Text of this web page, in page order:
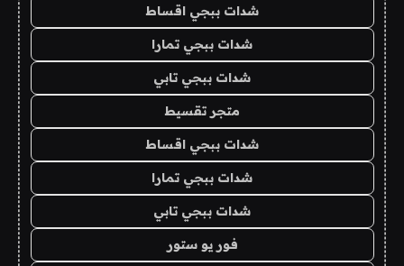
شدات ببجي اقساط
شدات ببجي تمارا
شدات ببجي تابي
متجر تقسيط
شدات ببجي اقساط
شدات ببجي تمارا
شدات ببجي تابي
فور يو ستور